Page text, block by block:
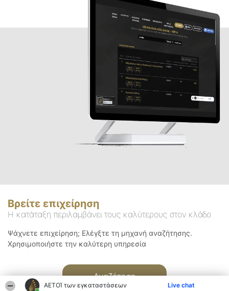
ΑΕΤΟΊ των εγκαταστάσεων Live chat
Βρείτε επιχείρηση
Η κατάταξη περιλαμβάνει τους καλύτερους στον κλάδο
Ψάχνετε επιχείρηση; Ελέγξτε τη μηχανή αναζήτησης.
Χρησιμοποιήστε την καλύτερη υπηρεσία
Αναζήτηση